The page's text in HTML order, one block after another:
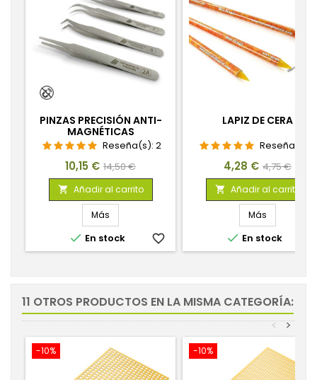
PINZAS PRECISIÓN ANTI-
MAGNÉTICAS
Reseña(s): 2
Precio
10,15 € Precio
base
14,50 €
 Añadir al carrito
Más
 En stock favorite_border
LAPIZ DE CERA
Reseña(s):
Precio
4,28 € Precio
base
4,75 €
 Añadir al carrito
Más
 En stock
11 OTROS PRODUCTOS EN LA MISMA CATEGORÍA:
>
<
-10% -10%